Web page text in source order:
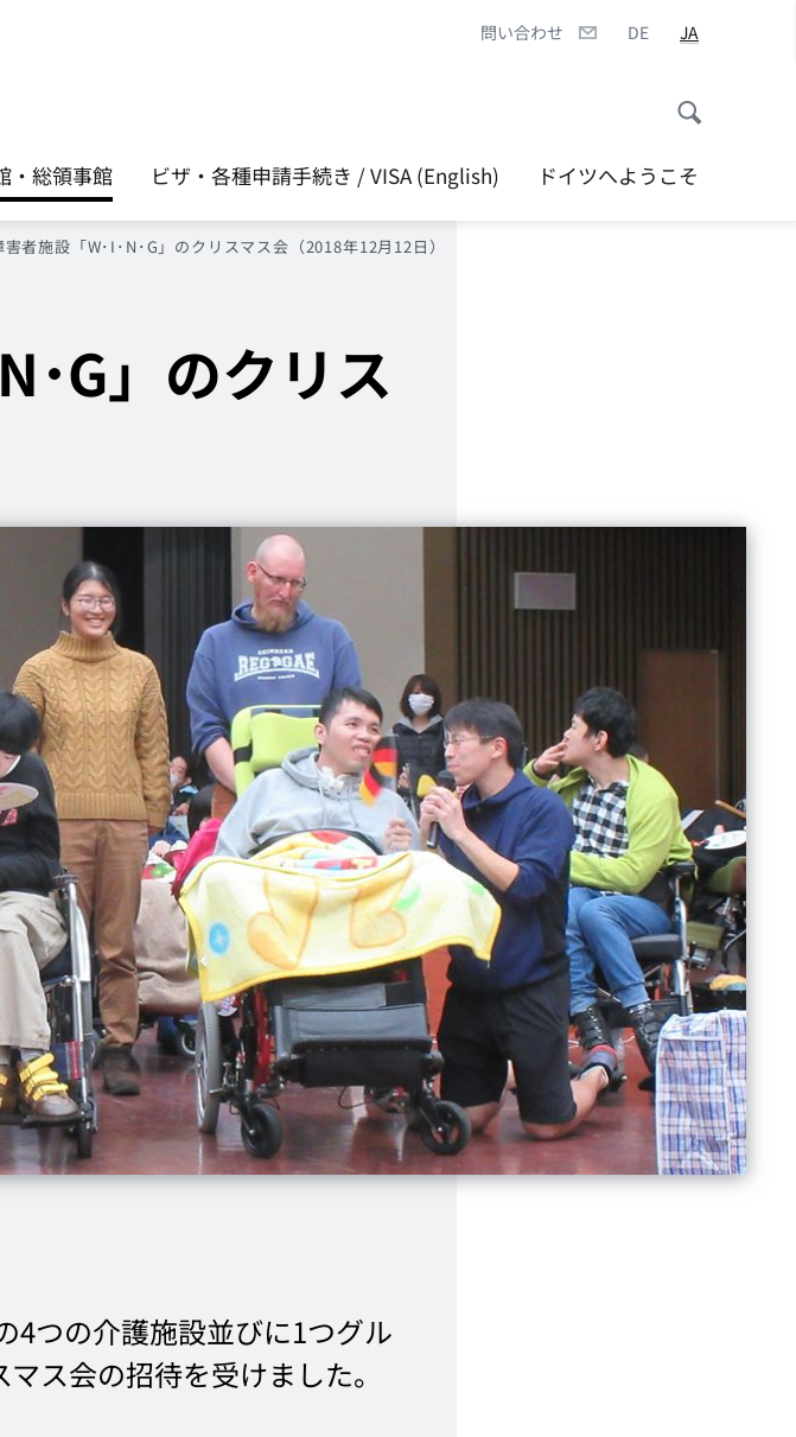
問い合わせ DE JA
・総領事館 ビザ・各種申請手続き / VISA (English) ドイツへようこそ
者施設「W･I･N･G」のクリスマス会（2018年12月12日）
･G」のクリス
4つの介護施設並びに1つグル
ス会の招待を受けました。